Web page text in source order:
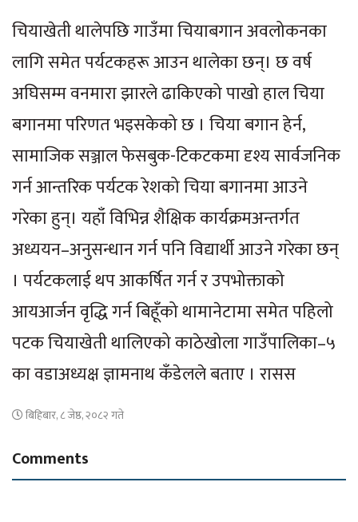
चियाखेती थालेपछि गाउँमा चियाबगान अवलोकनका
लागि समेत पर्यटकहरू आउन थालेका छन्। छ वर्ष
अघिसम्म वनमारा झारले ढाकिएको पाखो हाल चिया
बगानमा परिणत भइसकेको छ । चिया बगान हेर्न,
सामाजिक सञ्जाल फेसबुक-टिकटकमा दृश्य सार्वजनिक
गर्न आन्तरिक पर्यटक रेशको चिया बगानमा आउने
गरेका हुन्। यहाँ विभिन्न शैक्षिक कार्यक्रमअन्तर्गत
अध्ययन–अनुसन्धान गर्न पनि विद्यार्थी आउने गरेका छन्
। पर्यटकलाई थप आकर्षित गर्न र उपभोक्ताको
आयआर्जन वृद्धि गर्न बिहूँको थामानेटामा समेत पहिलो
पटक चियाखेती थालिएको काठेखोला गाउँपालिका–५
का वडाअध्यक्ष ज्ञामनाथ कँडेलले बताए । रासस
बिहिबार, ८ जेष्ठ, २०८२ गते
Comments